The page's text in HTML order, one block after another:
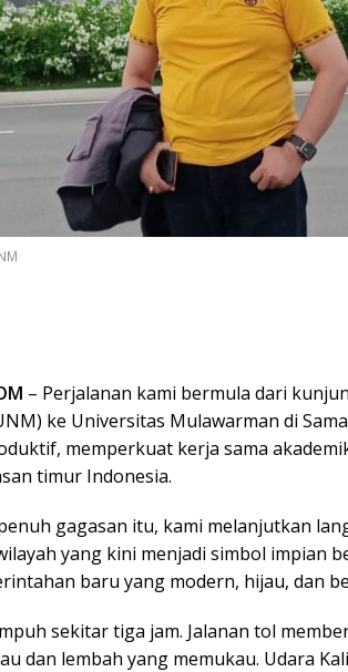
– Perjalanan kami bermula dari
ke Universitas Mulawarman di
memperkuat kerja sama
timur Indonesia.
gagasan itu, kami melanjutkan
yang kini menjadi simbol impian
baru yang modern, hijau, dan
sekitar tiga jam. Jalanan tol
dan lembah yang memukau. Udara